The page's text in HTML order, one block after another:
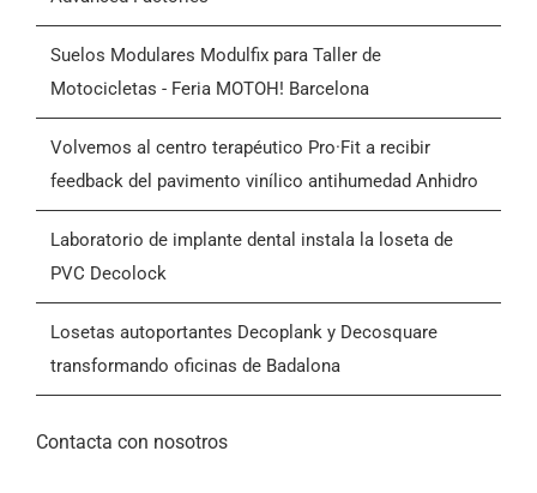
Quiénes somos
Contactar
Suelos Modulares Modulfix para Taller de
Motocicletas - Feria MOTOH! Barcelona
Volvemos al centro terapéutico Pro·Fit a recibir
feedback del pavimento vinílico antihumedad Anhidro
Laboratorio de implante dental instala la loseta de
PVC Decolock
Losetas autoportantes Decoplank y Decosquare
transformando oficinas de Badalona
Contacta con nosotros